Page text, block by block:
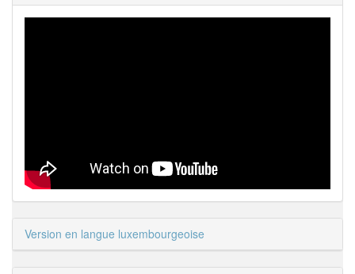
Version en langue luxembourgeoise